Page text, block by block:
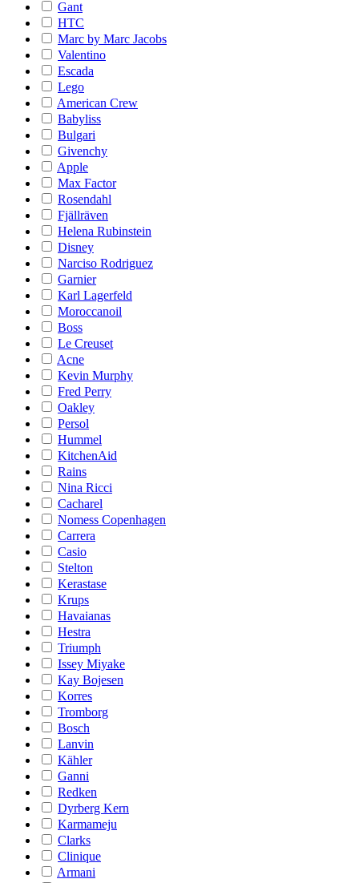
Gant
HTC
Marc by Marc Jacobs
Valentino
Escada
Lego
American Crew
Babyliss
Bulgari
Givenchy
Apple
Max Factor
Rosendahl
Fjällräven
Helena Rubinstein
Disney
Narciso Rodriguez
Garnier
Karl Lagerfeld
Moroccanoil
Boss
Le Creuset
Acne
Kevin Murphy
Fred Perry
Oakley
Persol
Hummel
KitchenAid
Rains
Nina Ricci
Cacharel
Nomess Copenhagen
Carrera
Casio
Stelton
Kerastase
Krups
Havaianas
Hestra
Triumph
Issey Miyake
Kay Bojesen
Korres
Tromborg
Bosch
Lanvin
Kähler
Ganni
Redken
Dyrberg Kern
Karmameju
Clarks
Clinique
Armani